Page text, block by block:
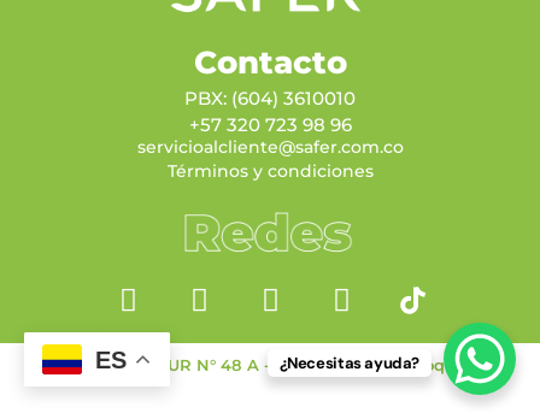
Contacto
PBX: (604) 3610010
+57 320 723 98 96
servicioalcliente@safer.com.co
Términos y condiciones
Calle 60 A SUR N° 48 A - 67, Sabaneta, Antioquia
ES ¿Necesitas ayuda?